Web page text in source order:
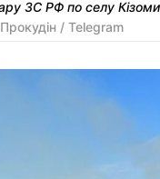
ЗС РФ по селу
/ Telegram